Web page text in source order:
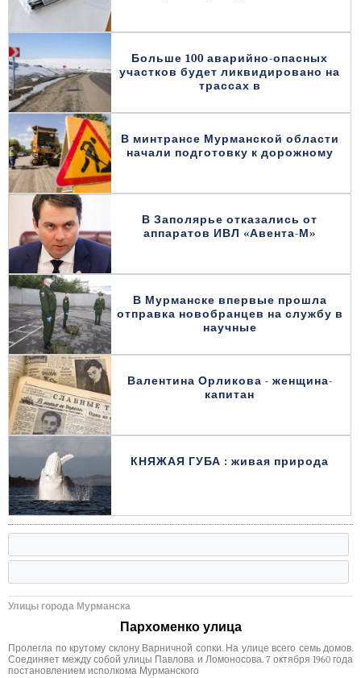
Больше 100 аварийно-опасных
участков будет ликвидировано на
трассах в
В минтрансе Мурманской области
начали подготовку к дорожному
В Заполярье отказались от
аппаратов ИВЛ «Авента-М»
В Мурманске впервые прошла
отправка новобранцев на службу в
научные
Валентина Орликова - женщина-
капитан
КНЯЖАЯ ГУБА : живая природа
Улицы города Мурманска
Пархоменко улица
Пролегла по крутому склону Варничной сопки. На улице всего семь домов.
Соединяет между собой улицы Павлова и Ломоносова. 7 октября 1960 года
постановлением исполкома Мурманского